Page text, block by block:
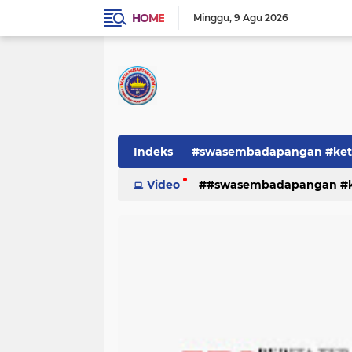
HOME Minggu 9 Agu 2026
Indeks #swasembadapangan
Pemerintah PEMERINTAHAN
Video #swasembadapangan